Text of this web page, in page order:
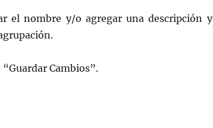
el nombre y/o agregar una descripción y
Cambios”.